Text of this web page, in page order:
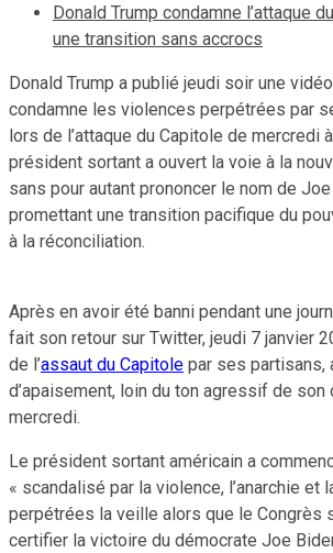
Donald Trump condamne l’attaque
une transition sans accrocs
Donald Trump a publié jeudi soir une
condamne les violences perpétrées par
lors de l’attaque du Capitole de mercredi
président sortant a ouvert la voie à la
sans pour autant prononcer le nom de
promettant une transition pacifique du
à la réconciliation.
Après en avoir été banni pendant une
fait son retour sur Twitter, jeudi 7 janvier
de l’assaut du Capitole par ses partisans,
d’apaisement, loin du ton agressif de son
mercredi.
Le président sortant américain a
« scandalisé par la violence, l’anarchie et
perpétrées la veille alors que le Congrès
certifier la victoire du démocrate Joe